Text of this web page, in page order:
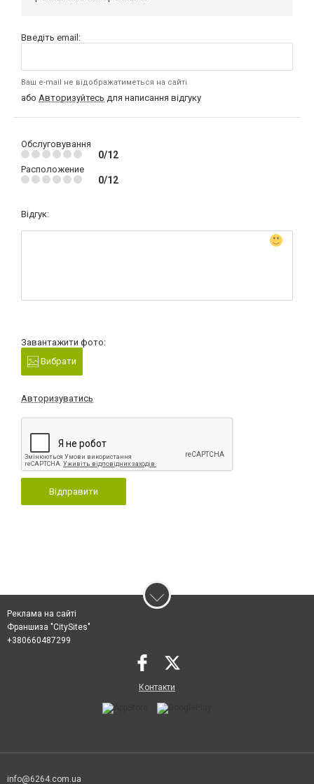
Введіть email:
Ваш e-mail не відображатиметься на сайті
або Авторизуйтесь для написання відгуку
Обслуговування
0/12
Расположение
0/12
Відгук:
Завантажити фото:
Вибрати
Авторизуватись
Відправити
Реклама на сайті
Франшиза "CitySites"
+380660487299
Контакти
info@6264.com.ua